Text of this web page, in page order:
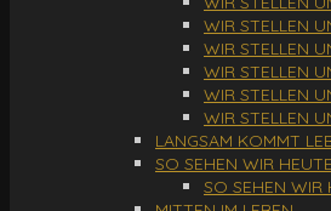
WIR STELLEN
WIR STELLEN
WIR STELLEN
WIR STELLEN
WIR STELLEN
LANGSAM KOMMT
SO SEHEN WIR
SO SEHEN WIR